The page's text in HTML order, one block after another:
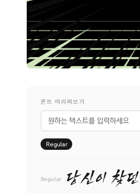
폰트 미리써보기
Regular
Regular 당신이 찾